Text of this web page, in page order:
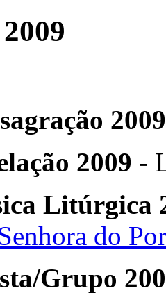
2009
2009 -
Litúrgica
do
Grupo